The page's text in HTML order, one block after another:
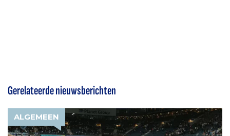
Gerelateerde nieuwsberichten
ALGEMEEN